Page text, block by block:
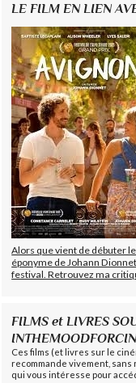
LE FILM EN LIEN
Alors que vient de débuter
éponyme de Johann
festival. Retrouvez ma
FILMS et LIVRES
Ces films (et livres sur le
recommande vivement,
qui vous intéresse pour